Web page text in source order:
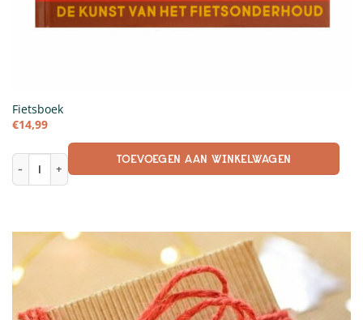
Fietsboek
€14,99
Fietsboek aantal TOEVOEGEN AAN WINKELWAGEN